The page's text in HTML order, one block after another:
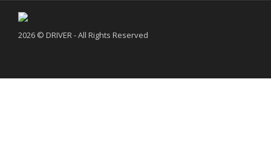
2026 © DRIVER - All Rights Reserved